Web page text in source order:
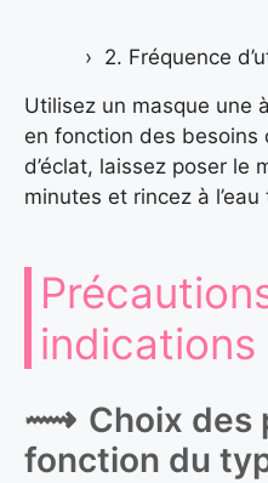
2. Fréquence
Utilisez un masque une
en fonction des besoins
d’éclat, laissez poser le
minutes et rincez à l’eau
indications
Choix des
fonction du